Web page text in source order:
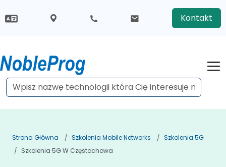
Kontakt
Strona Główna Szkolenia Mobile Networks
Szkolenia 5G
Szkolenia 5G W Częstochowa